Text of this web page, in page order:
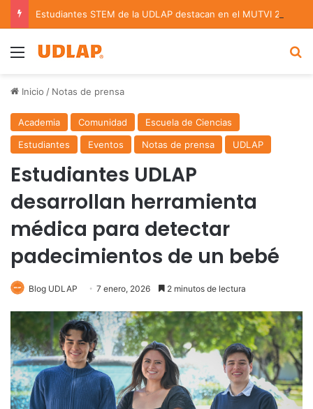
Menu
Inicio / Notas de prensa
Academia Comunidad
Escuela de Ciencias
Estudiantes
Eventos Notas de prensa UDLAP
Estudiantes UDLAP
desarrollan herramienta
médica para detectar
padecimientos de un bebé
Blog UDLAP 7 enero, 2026 2 minutos de lectura